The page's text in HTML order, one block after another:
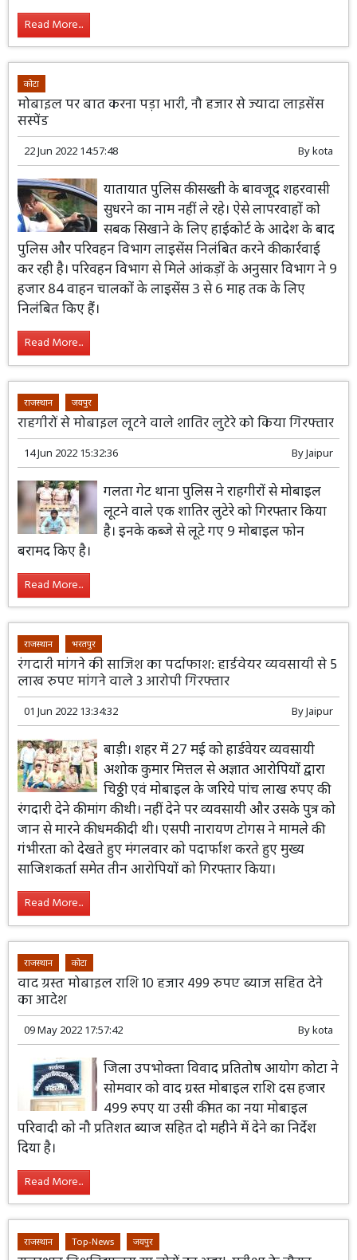
Read More...
कोटा
मोबाइल पर बात करना पड़ा भारी, नौ हजार से ज्यादा लाइसेंस
सस्पेंड
22 Jun 2022 14:57:48 Bykota
यातायात पुलिस की सख्ती के बावजूद शहरवासी
सुधरने का नाम नहीं ले रहे। ऐसे लापरवाहों को
सबक सिखाने के लिए हाईकोर्ट के आदेश के बाद
पुलिस और परिवहन विभाग लाइसेंस निलंबित करने की कार्रवाई
कर रही है। परिवहन विभाग से मिले आंकड़ों के अनुसार विभाग ने 9
हजार 84 वाहन चालकों के लाइसेंस 3 से 6 माह तक के लिए
निलंबित किए हैं।
Read More...
राजस्थान जयपुर
राहगीरों से मोबाइल लूटने वाले शातिर लुटेरे को किया गिरफ्तार
14 Jun 2022 15:32:36 ByJaipur
गलता गेट थाना पुलिस ने राहगीरों से मोबाइल
लूटने वाले एक शातिर लुटेरे को गिरफ्तार किया
है। इनके कब्जे से लूटे गए 9 मोबाइल फोन
बरामद किए है।
Read More...
राजस्थान भरतपुर
रंगदारी मांगने की साजिश का पर्दाफाश: हार्डवेयर व्यवसायी से 5
लाख रुपए मांगने वाले 3 आरोपी गिरफ्तार
01 Jun 2022 13:34:32 ByJaipur
बाड़ी। शहर में 27 मई को हार्डवेयर व्यवसायी
अशोक कुमार मित्तल से अज्ञात आरोपियों द्वारा
चिठ्ठी एवं मोबाइल के जरिये पांच लाख रुपए की
रंगदारी देने की मांग की थी। नहीं देने पर व्यवसायी और उसके पुत्र को
जान से मारने की धमकी दी थी। एसपी नारायण टोगस ने मामले की
गंभीरता को देखते हुए मंगलवार को पदार्फाश करते हुए मुख्य
साजिशकर्ता समेत तीन आरोपियों को गिरफ्तार किया।
Read More...
राजस्थान कोटा
वाद ग्रस्त मोबाइल राशि 10 हजार 499 रुपए ब्याज सहित देने
का आदेश
09 May 2022 17:57:42 Bykota
जिला उपभोक्ता विवाद प्रतितोष आयोग कोटा ने
सोमवार को वाद ग्रस्त मोबाइल राशि दस हजार
499 रुपए या उसी कीमत का नया मोबाइल
परिवादी को नौ प्रतिशत ब्याज सहित दो महीने में देने का निर्देश
दिया है।
Read More...
राजस्थान Top-News जयपुर